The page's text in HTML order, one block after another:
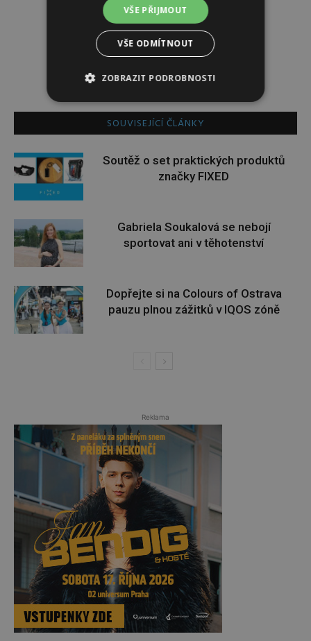
PR ČLÁNEK
SOUVISEJÍCÍ ČLÁNKY
Soutěž o set praktických produktů
značky FIXED
Gabriela Soukalová se nebojí
sportovat ani v těhotenství
Dopřejte si na Colours of Ostrava
pauzu plnou zážitků v IQOS zóně
Reklama
VŠE PŘIJMOUT
VŠE ODMÍTNOUT
ZOBRAZIT PODROBNOSTI